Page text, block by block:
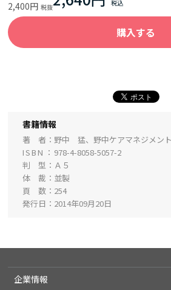
2,400円
購入する
書籍情報
著 者
野中 猛、野中ケアマネジメン
ISBN
978-4-8058-5057-2
判 型
Ａ５
体 裁
並製
頁 数
254
発行日
2014年09月20日
企業情報